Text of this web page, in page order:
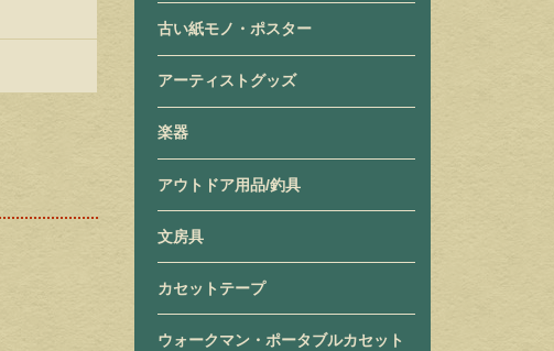
古い紙モノ・ポスター
アーティストグッズ
楽器
アウトドア用品/釣具
文房具
カセットテープ
ウォークマン・ポータブルカセット